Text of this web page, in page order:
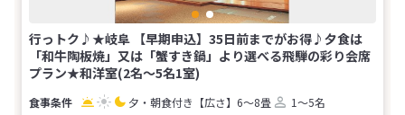
行っトク♪★岐阜 【早期申込】35日前までがお得♪夕食は
「和牛陶板焼」又は「蟹すき鍋」より選べる飛騨の彩り会席
プラン★和洋室(2名～5名1室)
夕・朝食付き 【広さ】6～8畳
1～5名